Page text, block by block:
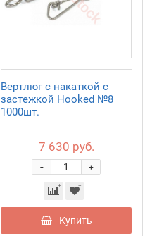
Вертлюг с накаткой с
застежкой Hooked №8
1000шт.
7 630 руб.
+
-
Купить